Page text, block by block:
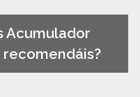
Acumulador